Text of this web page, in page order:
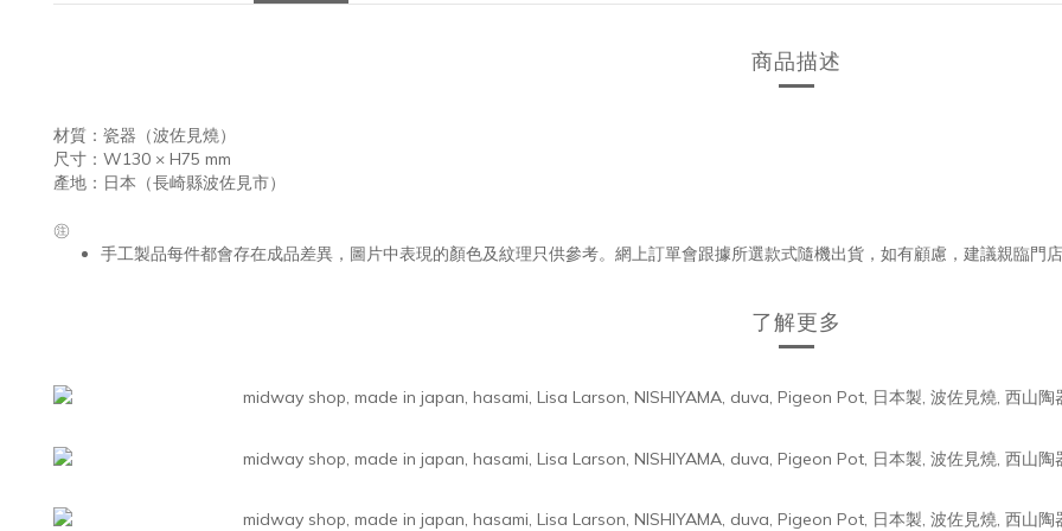
商品描述
材質：瓷器（波佐見燒）
尺寸：W130 × H75 mm
產地：日本（長崎縣波佐見市）
㊟
手工製品每件都會存在成品差異，圖片中表現的顏色及紋理只供參考。網上訂單會跟據所選款式隨機出貨，如有顧慮，建議親臨門
了解更多